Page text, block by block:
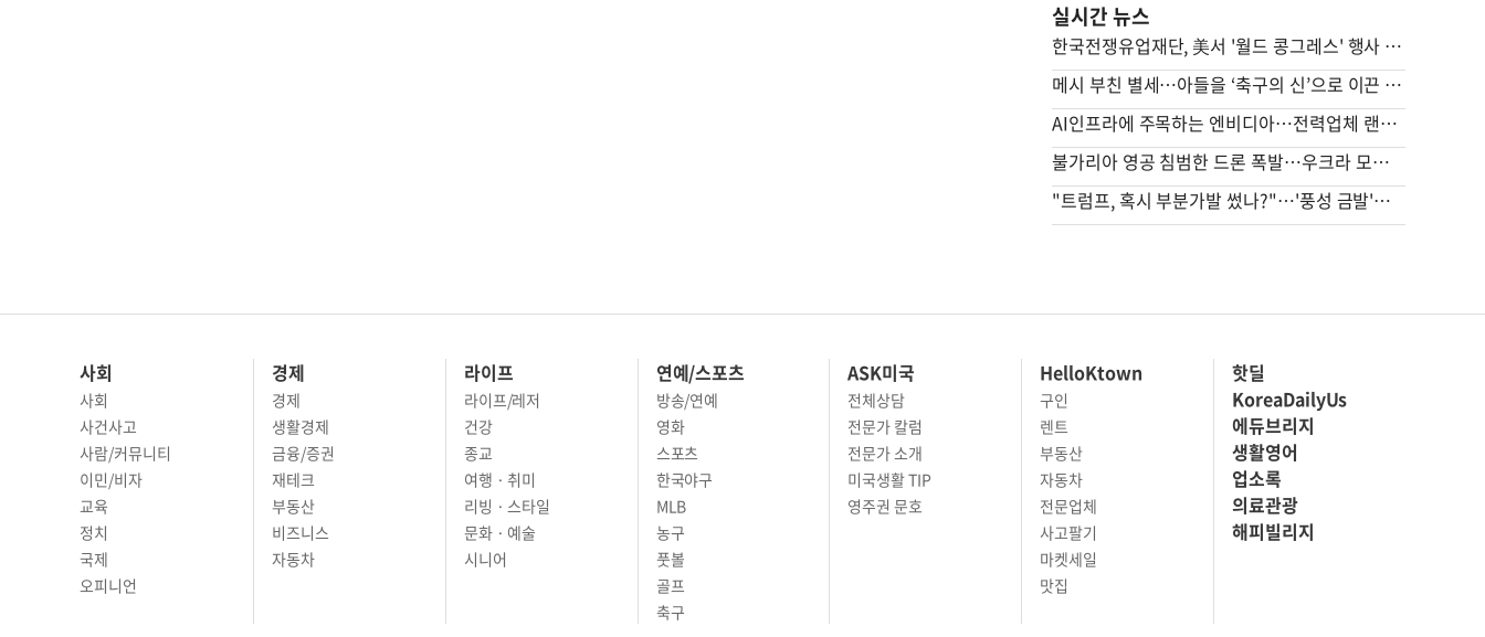
실시간 뉴스
한국전쟁유업재단, 美서 '월드 콩그레스' 행사 개최
메시 부친 별세…아들을 ‘축구의 신’으로 이끈 든든한 조력자
AI인프라에 주목하는 엔비디아…전력업체 랜시엄에 4조원 투자
불가리아 영공 침범한 드론 폭발…우크라 모델 추정(종합)
"트럼프, 혹시 부분가발 썼나?"…'풍성 금발'에 시선 집중
사회
사회
사건사고
사람/커뮤니티
이민/비자
교육
정치
국제
오피니언
경제
경제
생활경제
금융/증권
재테크
부동산
비즈니스
자동차
라이프
라이프/레저
건강
종교
여행 · 취미
리빙 · 스타일
문화 · 예술
시니어
연예/스포츠
방송/연예
영화
스포츠
한국야구
MLB
농구
풋볼
골프
축구
ASK미국
전체상담
전문가 칼럼
전문가 소개
미국생활 TIP
영주권 문호
HelloKtown
구인
렌트
부동산
자동차
전문업체
사고팔기
마켓세일
맛집
핫딜
KoreaDailyUs
에듀브리지
생활영어
업소록
의료관광
해피빌리지